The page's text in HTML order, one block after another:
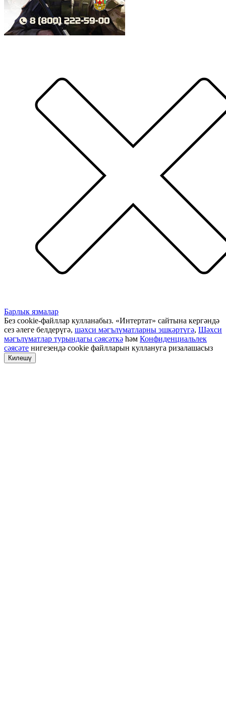
Барлык язмалар
Без cookie-файллар кулланабыз. «Интертат» сайтына кергәндә
сез әлеге белдерүгә, шәхси мәгълүматларны эшкәртүгә, Шәхси
мәгълүматлар турындагы сәясәткә һәм Конфиденциальлек
сәясәте нигезендә cookie файлларын куллануга ризалашасыз
Килешү